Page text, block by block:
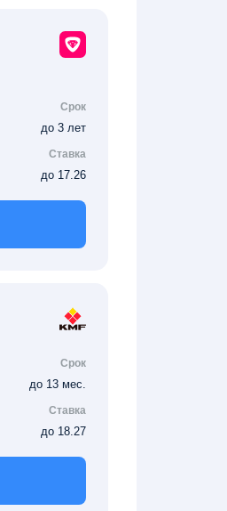
Срок
до 3 лет
Ставка
до 17.26
Срок
до 13 мес.
Ставка
до 18.27